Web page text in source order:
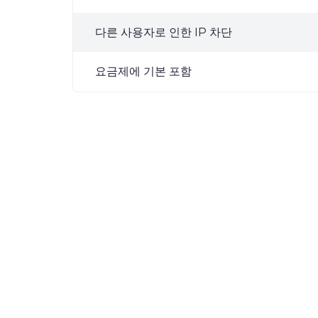
다른 사용자로 인한 IP 차단
요금제에 기본 포함